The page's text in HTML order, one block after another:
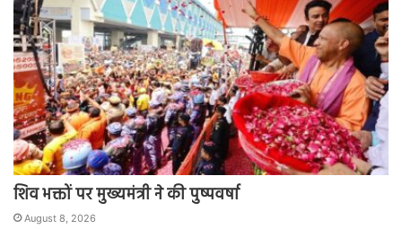
शिव भक्तों पर मुख्यमंत्री ने की पुष्पवर्षा
August 8, 2026